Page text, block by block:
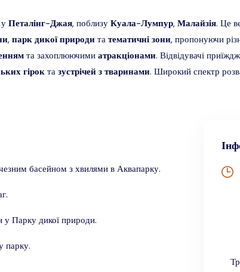
Петалінг-Джая, поблизу Куала-Лумпур, Малайзія. Це
, парк дикої природи та тематичні зони, пропонуючи
та захоплюючими атракціонами. Відвідувачі
гірок та зустрічей з тваринами. Широкий спектр
басейном з хвилями в Аквапарку.
у Парку дикої природи.
парку.